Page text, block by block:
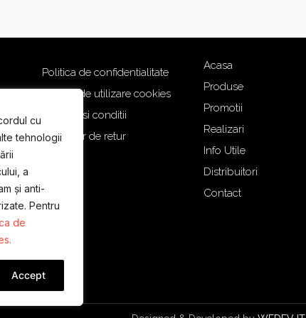
cu
tehnologii
a
și anti-
Pentru
de
Accept
Politica de confidentialitate
Politica de utilizare cookies
Termeni si conditii
Formular de retur
Acasa
Produse
Promotii
Realizari
Info Utile
Distribuitori
Contact